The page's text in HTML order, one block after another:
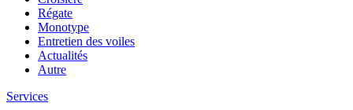
Régate
Monotype
Entretien des voiles
Actualités
Autre
Services